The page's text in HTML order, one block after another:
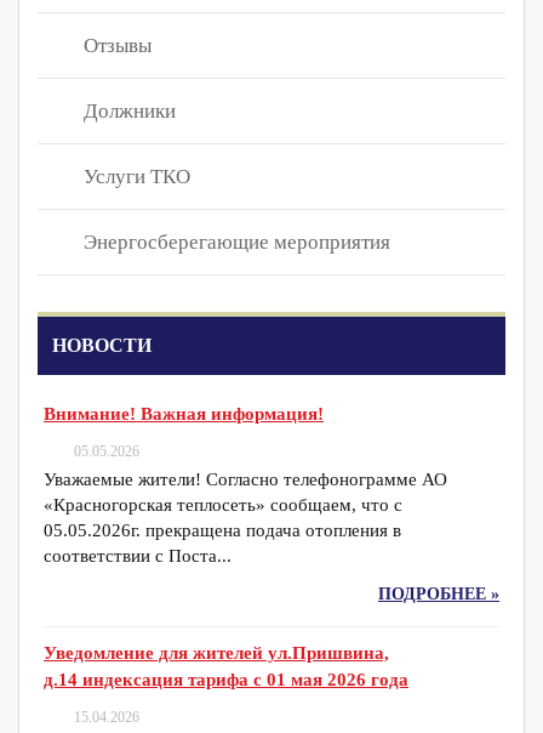
Отзывы
Должники
Услуги ТКО
Энергосберегающие мероприятия
НОВОСТИ
Внимание! Важная информация!
05.05.2026
Уважаемые жители! Согласно телефонограмме АО
«Красногорская теплосеть» сообщаем, что с
05.05.2026г. прекращена подача отопления в
соответствии с Поста...
ПОДРОБНЕЕ »
Уведомление для жителей ул.Пришвина,
д.14 индексация тарифа с 01 мая 2026 года
15.04.2026